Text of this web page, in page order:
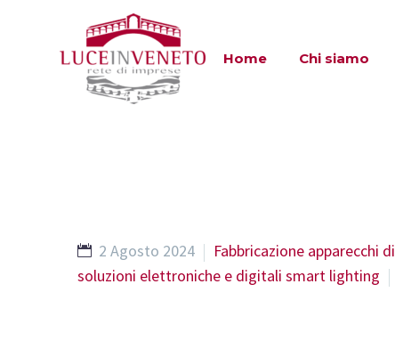
Home Chi siamo
2 Agosto 2024 Fabbricazione apparecchi
soluzioni elettroniche e digitali smart lighting